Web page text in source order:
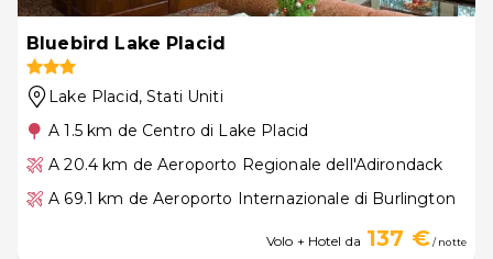
Bluebird Lake Placid
Lake Placid, Stati Uniti
A 1.5 km de Centro di Lake Placid
A 20.4 km de Aeroporto Regionale dell'Adirondack
A 69.1 km de Aeroporto Internazionale di Burlington
Volo + Hotel da 137 €/ notte